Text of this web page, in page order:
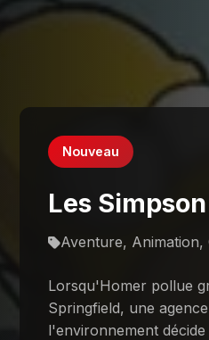
Nouveau
Les
Aventure, Animation,
Lorsqu'Homer pollue
Springfield, une
l'environnement